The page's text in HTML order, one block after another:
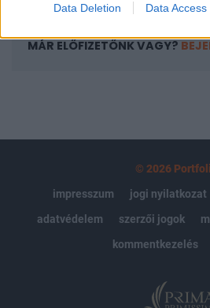
Data Deletion Data Access
MÁR ELŐFIZETŐNK VAGY?
© 2026
impresszum
jogi nyilatkozat
adatvédelem
szerzői jogok
kommentkezelés